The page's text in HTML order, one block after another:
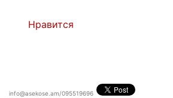
Нравится
info@asekose.am/095519696